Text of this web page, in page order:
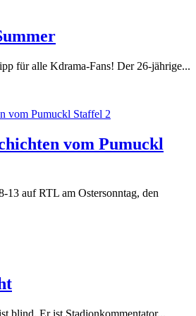
für alle Kdrama-Fans! Der 26-jährige...
vom Pumuckl
13 auf RTL am Ostersonntag, den
blind. Er ist Stadionkommentator...